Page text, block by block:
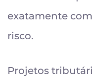
exatamente
risco.
Projetos